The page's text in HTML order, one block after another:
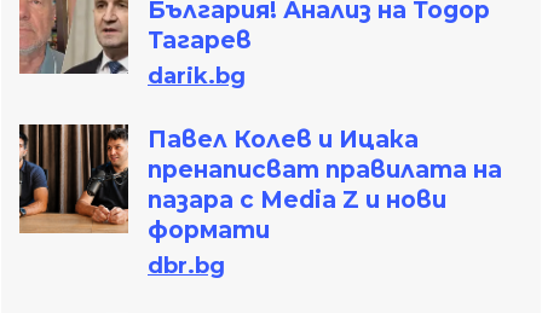
България! Анализ на Тодор
Тагарев
darik.bg
Павел Колев и Ицака
пренаписват правилата на
пазара с Media Z и нови
формати
dbr.bg